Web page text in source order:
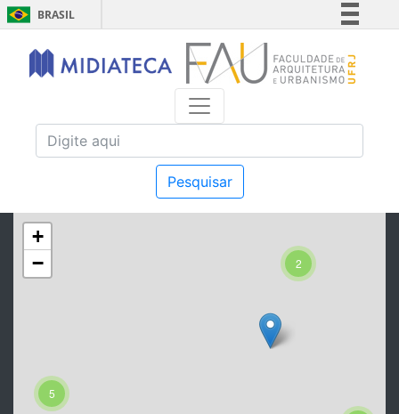
BRASIL
Simplifique!
Comunica BR
Acesso à informação
Pesquisar
5
2
+
−